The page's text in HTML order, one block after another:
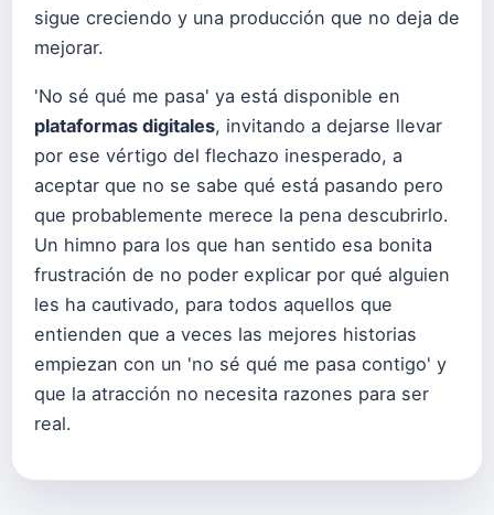
sigue creciendo y una producción que no deja de
mejorar.
'No sé qué me pasa' ya está disponible en
plataformas digitales, invitando a dejarse llevar
por ese vértigo del flechazo inesperado, a
aceptar que no se sabe qué está pasando pero
que probablemente merece la pena descubrirlo.
Un himno para los que han sentido esa bonita
frustración de no poder explicar por qué alguien
les ha cautivado, para todos aquellos que
entienden que a veces las mejores historias
empiezan con un 'no sé qué me pasa contigo' y
que la atracción no necesita razones para ser
real.